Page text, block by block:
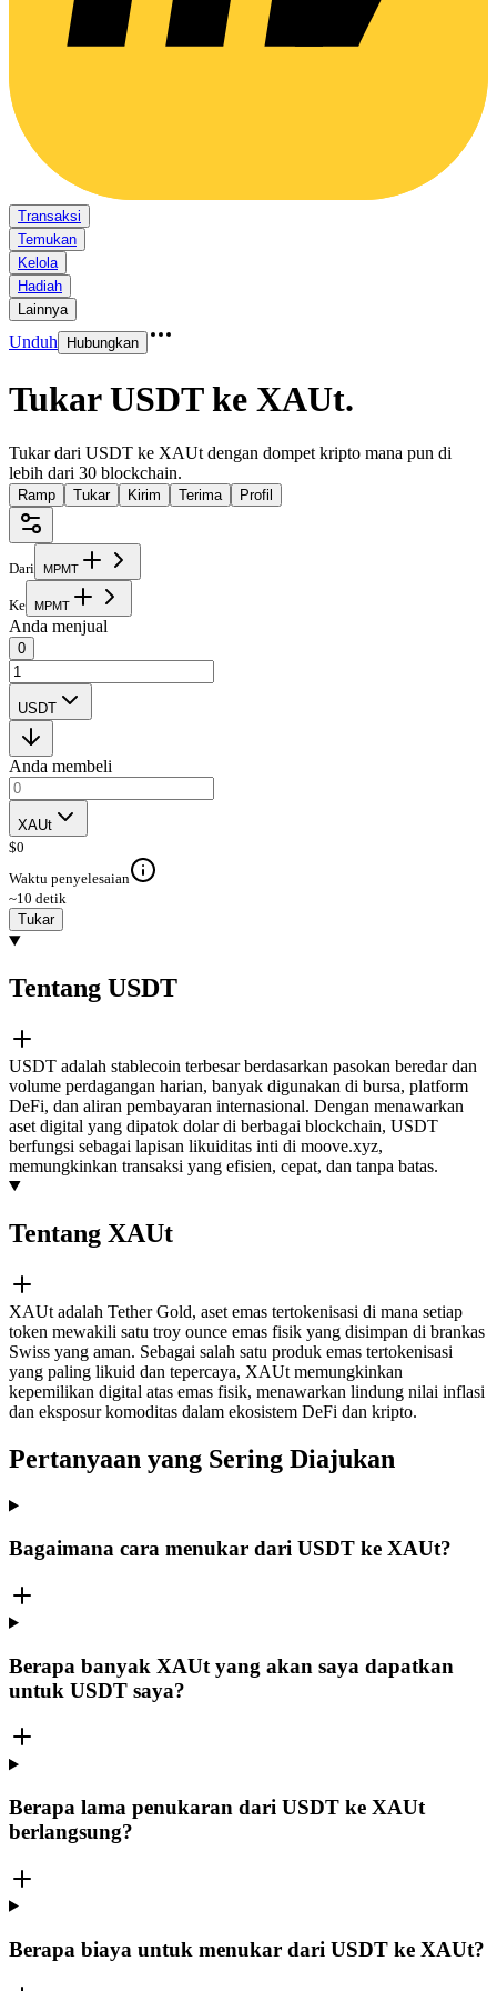
Transaksi
Temukan
Kelola
Hadiah
Lainnya
Unduh Hubungkan
Tukar USDT ke XAUt.
Tukar dari USDT ke XAUt dengan dompet kripto mana pun di
lebih dari 30 blockchain.
Ramp Tukar Kirim Terima Profil
Dari MPMT
Ke MPMT
Anda menjual
0
USDT
Anda membeli
XAUt
$0
Waktu penyelesaian
~10 detik
Tukar
Tentang USDT
USDT adalah stablecoin terbesar berdasarkan pasokan beredar dan
volume perdagangan harian, banyak digunakan di bursa, platform
DeFi, dan aliran pembayaran internasional. Dengan menawarkan
aset digital yang dipatok dolar di berbagai blockchain, USDT
berfungsi sebagai lapisan likuiditas inti di moove.xyz,
memungkinkan transaksi yang efisien, cepat, dan tanpa batas.
Tentang XAUt
XAUt adalah Tether Gold, aset emas tertokenisasi di mana setiap
token mewakili satu troy ounce emas fisik yang disimpan di brankas
Swiss yang aman. Sebagai salah satu produk emas tertokenisasi
yang paling likuid dan tepercaya, XAUt memungkinkan
kepemilikan digital atas emas fisik, menawarkan lindung nilai inflasi
dan eksposur komoditas dalam ekosistem DeFi dan kripto.
Pertanyaan yang Sering Diajukan
Bagaimana cara menukar dari USDT ke XAUt?
Berapa banyak XAUt yang akan saya dapatkan
untuk USDT saya?
Berapa lama penukaran dari USDT ke XAUt
berlangsung?
Berapa biaya untuk menukar dari USDT ke XAUt?